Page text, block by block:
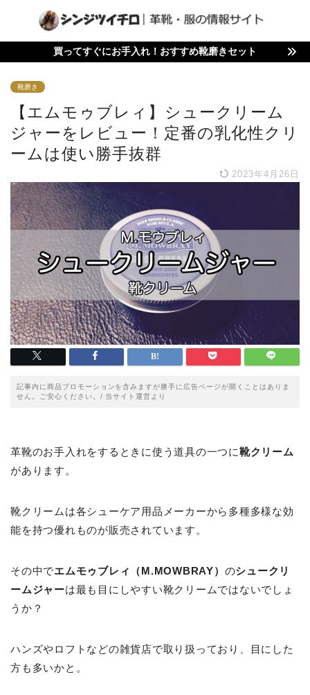
買ってすぐにお手入れ！おすすめ靴磨きセット
靴磨き
【エムモゥブレィ】シュークリーム
ジャーをレビュー！定番の乳化性クリ
ームは使い勝手抜群
2023年4月26日
記事内に商品プロモーションを含みますが勝手に広告ページが開くことはありま
せん。ご安心ください。/ 当サイト運営より
革靴のお手入れをするときに使う道具の一つに靴クリーム
があります。
靴クリームは各シューケア用品メーカーから多種多様な効
能を持つ優れものが販売されています。
その中でエムモゥブレィ（M.MOWBRAY） のシュークリ
ームジャーは最も目にしやすい靴クリームではないでしょ
うか？
ハンズやロフトなどの雑貨店で取り扱っており、目にした
方も多いかと。